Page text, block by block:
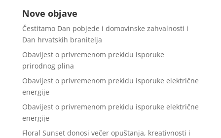
Nove objave
Čestitamo Dan pobjede i domovinske zahvalnosti i
Dan hrvatskih branitelja
Obavijest o privremenom prekidu isporuke
prirodnog plina
Obavijest o privremenom prekidu isporuke električne
energije
Obavijest o privremenom prekidu isporuke električne
energije
Floral Sunset donosi večer opuštanja, kreativnosti i